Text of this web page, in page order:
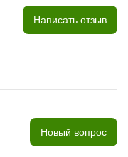
Написать отзыв
Новый вопрос